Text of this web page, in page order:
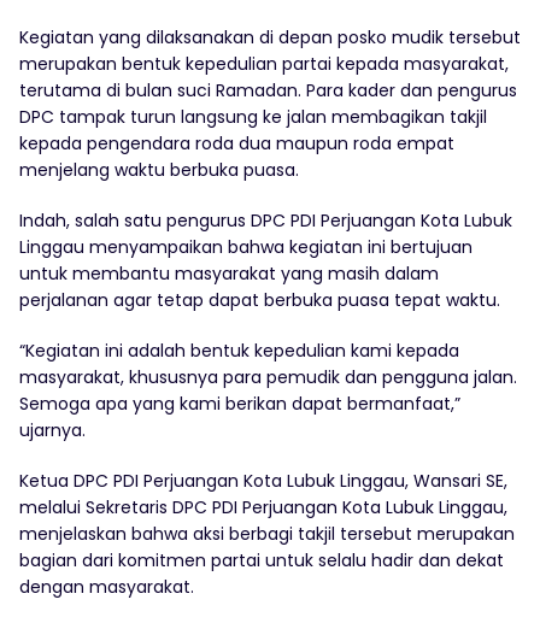
Kegiatan yang dilaksanakan di depan posko mudik tersebut
merupakan bentuk kepedulian partai kepada masyarakat,
terutama di bulan suci Ramadan. Para kader dan pengurus
DPC tampak turun langsung ke jalan membagikan takjil
kepada pengendara roda dua maupun roda empat
menjelang waktu berbuka puasa.
Indah, salah satu pengurus DPC PDI Perjuangan Kota Lubuk
Linggau menyampaikan bahwa kegiatan ini bertujuan
untuk membantu masyarakat yang masih dalam
perjalanan agar tetap dapat berbuka puasa tepat waktu.
“Kegiatan ini adalah bentuk kepedulian kami kepada
masyarakat, khususnya para pemudik dan pengguna jalan.
Semoga apa yang kami berikan dapat bermanfaat,”
ujarnya.
Ketua DPC PDI Perjuangan Kota Lubuk Linggau, Wansari SE,
melalui Sekretaris DPC PDI Perjuangan Kota Lubuk Linggau,
menjelaskan bahwa aksi berbagi takjil tersebut merupakan
bagian dari komitmen partai untuk selalu hadir dan dekat
dengan masyarakat.